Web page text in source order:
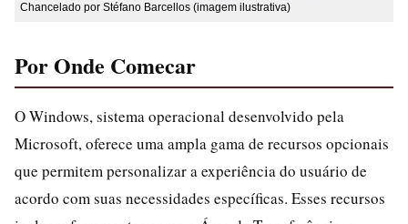
Chancelado por Stéfano Barcellos (imagem ilustrativa)
Por Onde Comecar
O Windows, sistema operacional desenvolvido pela
Microsoft, oferece uma ampla gama de recursos opcionais
que permitem personalizar a experiência do usuário de
acordo com suas necessidades específicas. Esses recursos